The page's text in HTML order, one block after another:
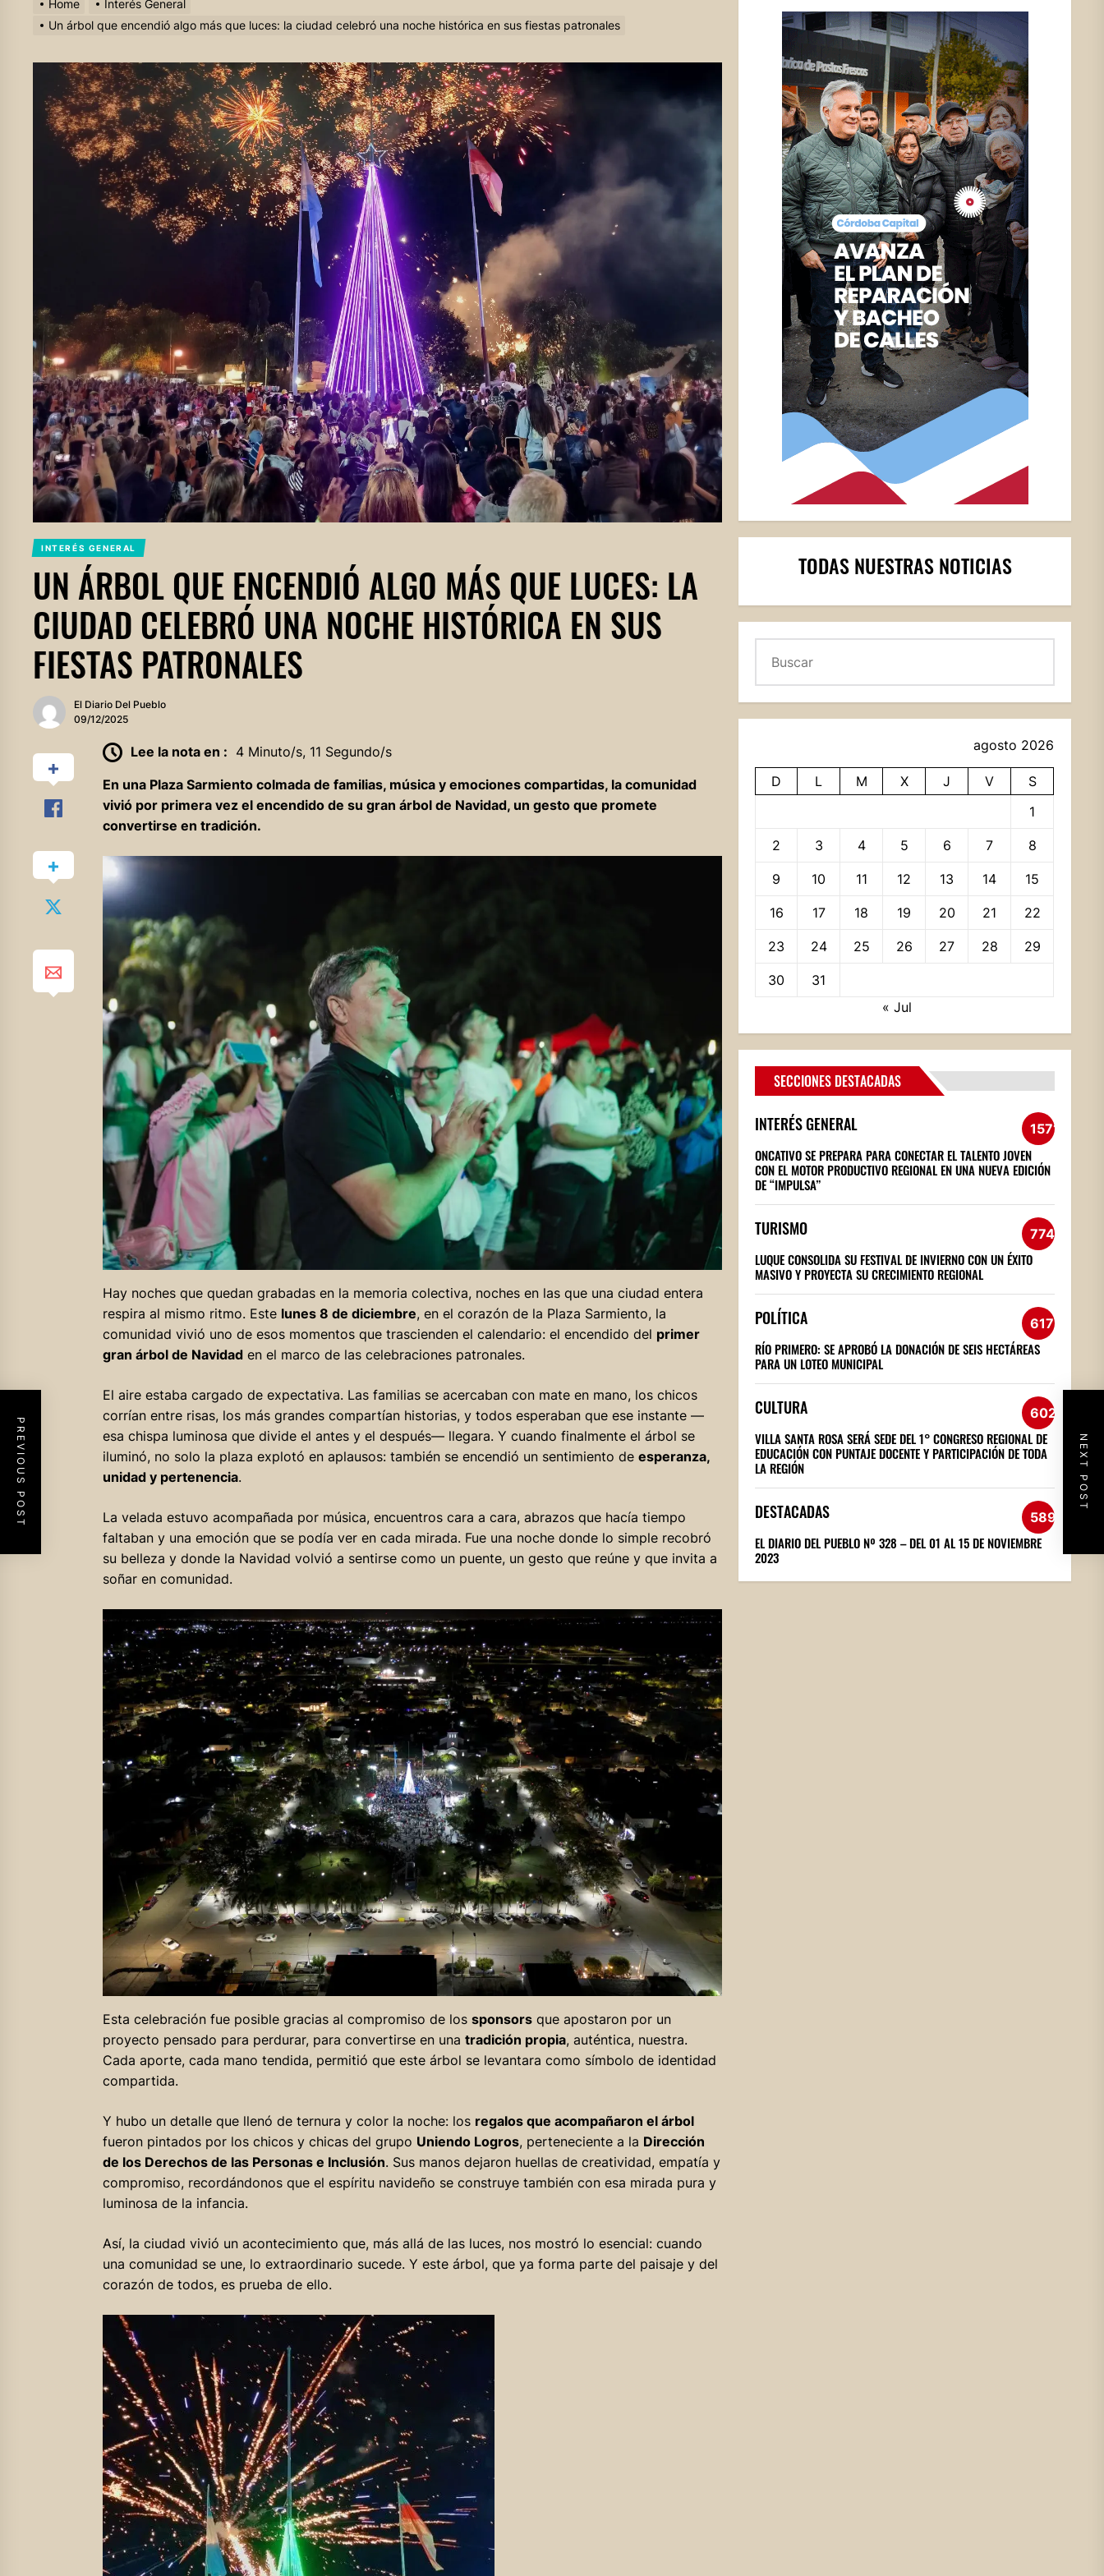
Home
Interés General
Un árbol que encendió algo más que luces: la ciudad celebró una noche histórica en sus fiestas patronales
INTERÉS GENERAL
UN ÁRBOL QUE ENCENDIÓ ALGO MÁS QUE LUCES: LA
CIUDAD CELEBRÓ UNA NOCHE HISTÓRICA EN SUS
FIESTAS PATRONALES
El Diario Del Pueblo
09/12/2025
Lee la nota en : 4 Minuto/s, 11 Segundo/s
En una Plaza Sarmiento colmada de familias, música y emociones compartidas, la comunidad
vivió por primera vez el encendido de su gran árbol de Navidad, un gesto que promete
convertirse en tradición.
Hay noches que quedan grabadas en la memoria colectiva, noches en las que una ciudad entera
respira al mismo ritmo. Este lunes 8 de diciembre, en el corazón de la Plaza Sarmiento, la
comunidad vivió uno de esos momentos que trascienden el calendario: el encendido del primer
gran árbol de Navidaden el marco de las celebraciones patronales.
El aire estaba cargado de expectativa. Las familias se acercaban con mate en mano, los chicos
corrían entre risas, los más grandes compartían historias, y todos esperaban que ese instante —
esa chispa luminosa que divide el antes y el después— llegara. Y cuando finalmente el árbol se
iluminó, no solo la plaza explotó en aplausos: también se encendió un sentimiento de esperanza,
unidad y pertenencia.
La velada estuvo acompañada por música, encuentros cara a cara, abrazos que hacía tiempo
faltaban y una emoción que se podía ver en cada mirada. Fue una noche donde lo simple recobró
su belleza y donde la Navidad volvió a sentirse como un puente, un gesto que reúne y que invita a
soñar en comunidad.
Esta celebración fue posible gracias al compromiso de los sponsorsque apostaron por un
proyecto pensado para perdurar, para convertirse en una tradición propia, auténtica, nuestra.
Cada aporte, cada mano tendida, permitió que este árbol se levantara como símbolo de identidad
compartida.
Y hubo un detalle que llenó de ternura y color la noche: los regalos que acompañaron el árbol
fueron pintados por los chicos y chicas del grupo Uniendo Logros, perteneciente a la Dirección
de los Derechos de las Personas e Inclusión. Sus manos dejaron huellas de creatividad, empatía y
compromiso, recordándonos que el espíritu navideño se construye también con esa mirada pura y
luminosa de la infancia.
Así, la ciudad vivió un acontecimiento que, más allá de las luces, nos mostró lo esencial: cuando
una comunidad se une, lo extraordinario sucede. Y este árbol, que ya forma parte del paisaje y del
corazón de todos, es prueba de ello.
PREVIOUS POST NEXT POST
TODAS NUESTRAS NOTICIAS
agosto 2026
D L M X J V
S
1
2 3 4 5 6 7 8
9 10 11 12 13 14 15
16 17 18 19 20 21 22
23 24 25 26 27 28 29
30
31
« Jul
SECCIONES DESTACADAS
INTERÉS GENERAL 1571
ONCATIVO SE PREPARA PARA CONECTAR EL TALENTO JOVEN
CON EL MOTOR PRODUCTIVO REGIONAL EN UNA NUEVA EDICIÓN
DE “IMPULSA”
TURISMO 774
LUQUE CONSOLIDA SU FESTIVAL DE INVIERNO CON UN ÉXITO
MASIVO Y PROYECTA SU CRECIMIENTO REGIONAL
POLÍTICA 617
RÍO PRIMERO: SE APROBÓ LA DONACIÓN DE SEIS HECTÁREAS
PARA UN LOTEO MUNICIPAL
CULTURA 602
VILLA SANTA ROSA SERÁ SEDE DEL 1° CONGRESO REGIONAL DE
EDUCACIÓN CON PUNTAJE DOCENTE Y PARTICIPACIÓN DE TODA
LA REGIÓN
DESTACADAS 589
EL DIARIO DEL PUEBLO Nº 328 – DEL 01 AL 15 DE NOVIEMBRE
2023